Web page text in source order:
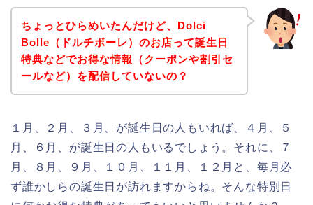
ちょっとひらめいたんだけど、Dolci
Bolle（ドルチボーレ）のお店って誕生日
特典などでお得な情報（クーポンや割引セ
ールなど）を配信していないの？
１月、２月、３月、が誕生日の人もいれば、４月、５
月、６月、が誕生日の人もいるでしょう。それに、７
月、８月、９月、１０月、１１月、１２月と、毎月必
ず誰かしらの誕生日が訪れますからね。そんな特別日